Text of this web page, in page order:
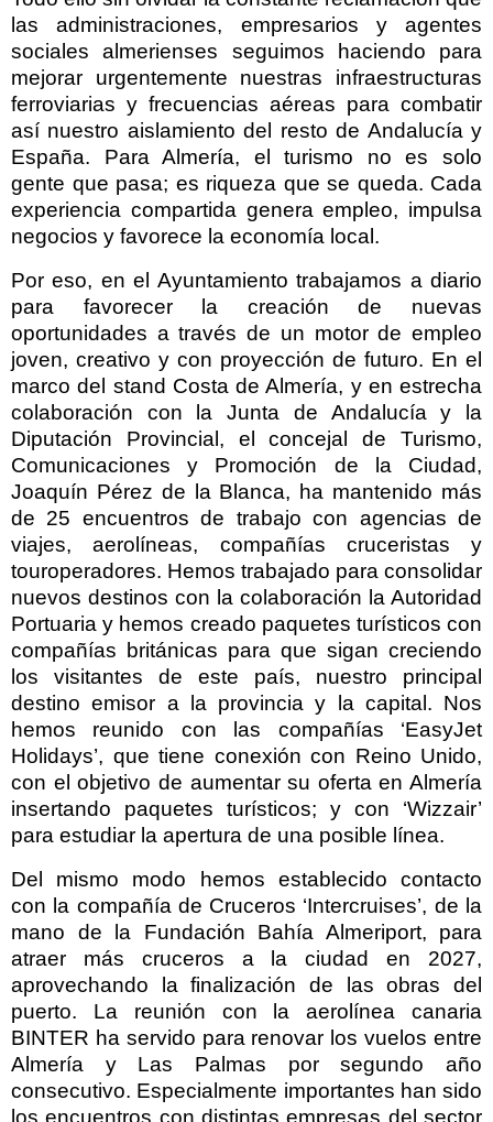
las administraciones, empresarios y agentes
sociales almerienses seguimos haciendo para
mejorar urgentemente nuestras infraestructuras
ferroviarias y frecuencias aéreas para combatir
así nuestro aislamiento del resto de Andalucía y
España. Para Almería, el turismo no es solo
gente que pasa; es riqueza que se queda. Cada
experiencia compartida genera empleo, impulsa
negocios y favorece la economía local.
Por eso, en el Ayuntamiento trabajamos a diario
para favorecer la creación de nuevas
oportunidades a través de un motor de empleo
joven, creativo y con proyección de futuro. En el
marco del stand Costa de Almería, y en estrecha
colaboración con la Junta de Andalucía y la
Diputación Provincial, el concejal de Turismo,
Comunicaciones y Promoción de la Ciudad,
Joaquín Pérez de la Blanca, ha mantenido más
de 25 encuentros de trabajo con agencias de
viajes, aerolíneas, compañías cruceristas y
touroperadores. Hemos trabajado para consolidar
nuevos destinos con la colaboración la Autoridad
Portuaria y hemos creado paquetes turísticos con
compañías británicas para que sigan creciendo
los visitantes de este país, nuestro principal
destino emisor a la provincia y la capital. Nos
hemos reunido con las compañías ‘EasyJet
Holidays’, que tiene conexión con Reino Unido,
con el objetivo de aumentar su oferta en Almería
insertando paquetes turísticos; y con ‘Wizzair’
para estudiar la apertura de una posible línea.
Del mismo modo hemos establecido contacto
con la compañía de Cruceros ‘Intercruises’, de la
mano de la Fundación Bahía Almeriport, para
atraer más cruceros a la ciudad en 2027,
aprovechando la finalización de las obras del
puerto. La reunión con la aerolínea canaria
BINTER ha servido para renovar los vuelos entre
Almería y Las Palmas por segundo año
consecutivo. Especialmente importantes han sido
los encuentros con distintas empresas del sector